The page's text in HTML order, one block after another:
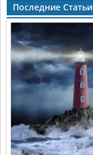
Последние Статьи